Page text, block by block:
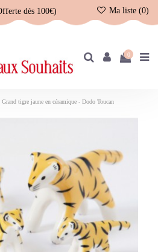
dès 100€) Ma liste (0)
0
Grand tigre jaune en céramique - Dodo Toucan